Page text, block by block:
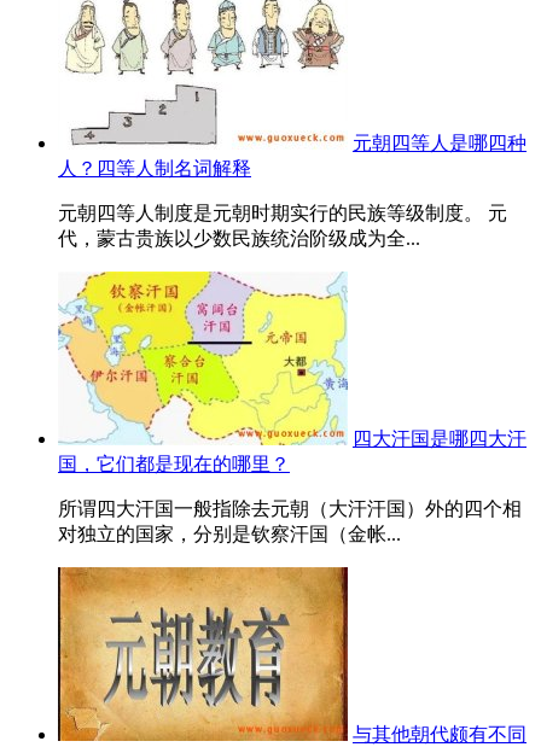
元朝四等人是哪四种
人？四等人制名词解释
元朝四等人制度是元朝时期实行的民族等级制度。 元
代，蒙古贵族以少数民族统治阶级成为全...
四大汗国是哪四大汗
国，它们都是现在的哪里？
所谓四大汗国一般指除去元朝（大汗汗国）外的四个相
对独立的国家，分别是钦察汗国（金帐...
与其他朝代颇有不同